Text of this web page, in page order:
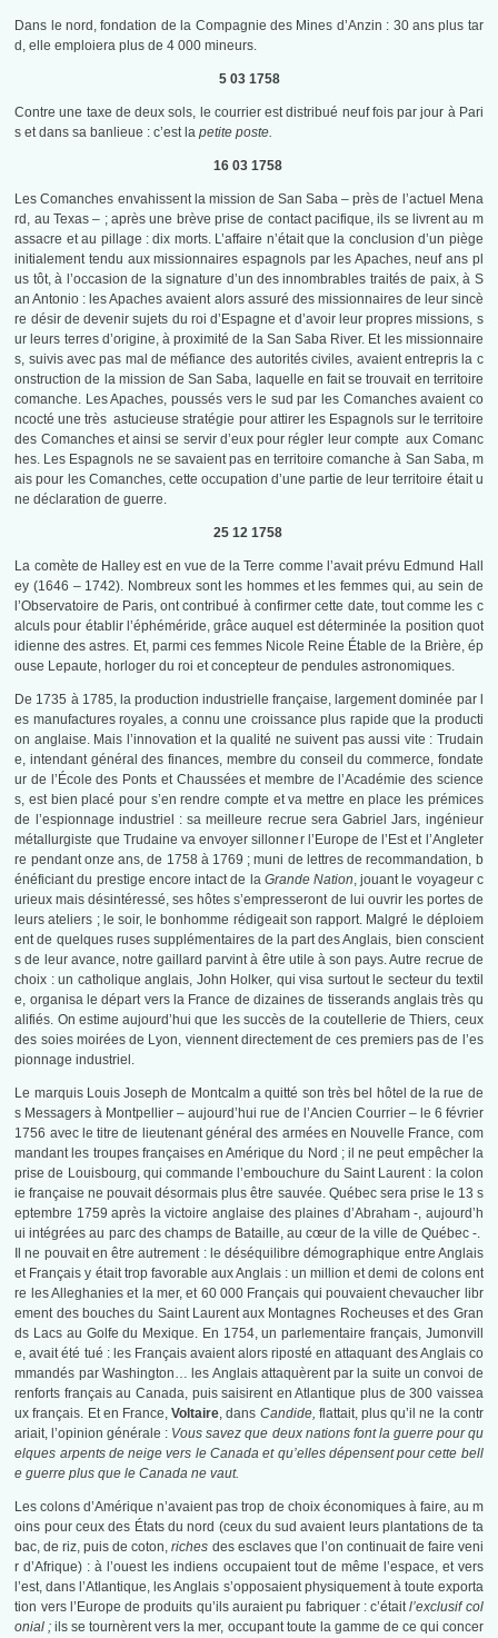
Dans le nord, fondation de la Compagnie des Mines d’Anzin : 30 ans plus tar
d, elle emploiera plus de 4 000 mineurs.
5 03 1758
Contre une taxe de deux sols, le courrier est distribué neuf fois par jour à Pari
s et dans sa banlieue : c’est lapetite poste.
16 03 1758
Les Comanches envahissent la mission de San Saba – près de l’actuel Mena
rd, au Texas – ; après une brève prise de contact pacifique, ils se livrent au m
assacre et au pillage : dix morts. L’affaire n’était que la conclusion d’un piège
initialement tendu aux missionnaires espagnols par les Apaches, neuf ans pl
us tôt, à l’occasion de la signature d’un des innombrables traités de paix, à S
an Antonio : les Apaches avaient alors assuré des missionnaires de leur sincè
re désir de devenir sujets du roi d’Espagne et d’avoir leur propres missions, s
ur leurs terres d’origine, à proximité de la San Saba River. Et les missionnaire
s, suivis avec pas mal de méfiance des autorités civiles, avaient entrepris la c
onstruction de la mission de San Saba, laquelle en fait se trouvait en territoire
comanche. Les Apaches, poussés vers le sud par les Comanches avaient co
ncocté une très astucieuse stratégie pour attirer les Espagnols sur le territoire
des Comanches et ainsi se servir d’eux pour régler leur compte aux Comanc
hes. Les Espagnols ne se savaient pas en territoire comanche à San Saba, m
ais pour les Comanches, cette occupation d’une partie de leur territoire était u
ne déclaration de guerre.
25 12 1758
La comète de Halley est en vue de la Terre comme l’avait prévu Edmund Hall
ey (1646 – 1742). Nombreux sont les hommes et les femmes qui, au sein de
l’Observatoire de Paris, ont contribué à confirmer cette date, tout comme les c
alculs pour établir l’éphéméride, grâce auquel est déterminée la position quot
idienne des astres. Et, parmi ces femmes Nicole Reine Étable de la Brière, ép
ouse Lepaute, horloger du roi et concepteur de pendules astronomiques.
De 1735 à 1785, la production industrielle française, largement dominée par l
es manufactures royales, a connu une croissance plus rapide que la producti
on anglaise. Mais l’innovation et la qualité ne suivent pas aussi vite : Trudain
e, intendant général des finances, membre du conseil du commerce, fondate
ur de l’École des Ponts et Chaussées et membre de l’Académie des science
s, est bien placé pour s’en rendre compte et va mettre en place les prémices
de l’espionnage industriel : sa meilleure recrue sera Gabriel Jars, ingénieur
métallurgiste que Trudaine va envoyer sillonner l’Europe de l’Est et l’Angleter
re pendant onze ans, de 1758 à 1769 ; muni de lettres de recommandation, b
énéficiant du prestige encore intact de la Grande Nation, jouant le voyageur c
urieux mais désintéressé, ses hôtes s’empresseront de lui ouvrir les portes de
leurs ateliers ; le soir, le bonhomme rédigeait son rapport. Malgré le déploiem
ent de quelques ruses supplémentaires de la part des Anglais, bien conscient
s de leur avance, notre gaillard parvint à être utile à son pays. Autre recrue de
choix : un catholique anglais, John Holker, qui visa surtout le secteur du textil
e, organisa le départ vers la France de dizaines de tisserands anglais très qu
alifiés. On estime aujourd’hui que les succès de la coutellerie de Thiers, ceux
des soies moirées de Lyon, viennent directement de ces premiers pas de l’es
pionnage industriel.
Le marquis Louis Joseph de Montcalm a quitté son très bel hôtel de la rue de
s Messagers à Montpellier – aujourd’hui rue de l’Ancien Courrier – le 6 février
1756 avec le titre de lieutenant général des armées en Nouvelle France, com
mandant les troupes françaises en Amérique du Nord ; il ne peut empêcher la
prise de Louisbourg, qui commande l’embouchure du Saint Laurent : la colon
ie française ne pouvait désormais plus être sauvée. Québec sera prise le 13 s
eptembre 1759 après la victoire anglaise des plaines d’Abraham -, aujourd’h
ui intégrées au parc des champs de Bataille, au cœur de la ville de Québec -.
Il ne pouvait en être autrement : le déséquilibre démographique entre Anglais
et Français y était trop favorable aux Anglais : un million et demi de colons ent
re les Alleghanies et la mer, et 60 000 Français qui pouvaient chevaucher libr
ement des bouches du Saint Laurent aux Montagnes Rocheuses et des Gran
ds Lacs au Golfe du Mexique. En 1754, un parlementaire français, Jumonvill
e, avait été tué : les Français avaient alors riposté en attaquant des Anglais co
mmandés par Washington… les Anglais attaquèrent par la suite un convoi de
renforts français au Canada, puis saisirent en Atlantique plus de 300 vaissea
ux français. Et en France,Voltaire, dans Candide, flattait, plus qu’il ne la contr
ariait, l’opinion générale : Vous savez que deux nations font la guerre pour qu
elques arpents de neige vers le Canada et qu’elles dépensent pour cette bell
e guerre plus que le Canada ne vaut.
Les colons d’Amérique n’avaient pas trop de choix économiques à faire, au m
oins pour ceux des États du nord (ceux du sud avaient leurs plantations de ta
bac, de riz, puis de coton,riches des esclaves que l’on continuait de faire veni
r d’Afrique) : à l’ouest les indiens occupaient tout de même l’espace, et vers
l’est, dans l’Atlantique, les Anglais s’opposaient physiquement à toute exporta
tion vers l’Europe de produits qu’ils auraient pu fabriquer : c’étaitl’exclusif col
onial ;ils se tournèrent vers la mer, occupant toute la gamme de ce qui concer